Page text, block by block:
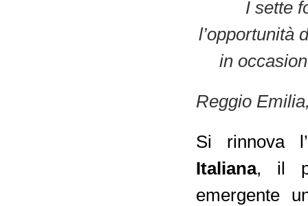
I sette
l’opportunità
in
Reggio
Si rinnova
Italiana,
il
emergente